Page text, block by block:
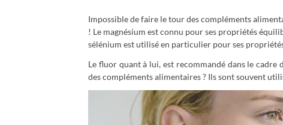
Impossible de faire le tour des compléments
! Le magnésium est connu pour ses propriétés
sélénium est utilisé en particulier pour ses
Le fluor quant à lui, est recommandé dans le cadre
des compléments alimentaires ? Ils sont souvent